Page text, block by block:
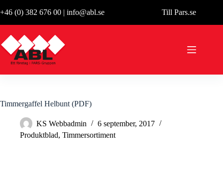
till
+46 (0) 382 676 00 | info@abl.se Till Pars.se
Timmergaffel Helbunt (PDF)
KS Webbadmin
6 september, 2017
Produktblad, Timmersortiment